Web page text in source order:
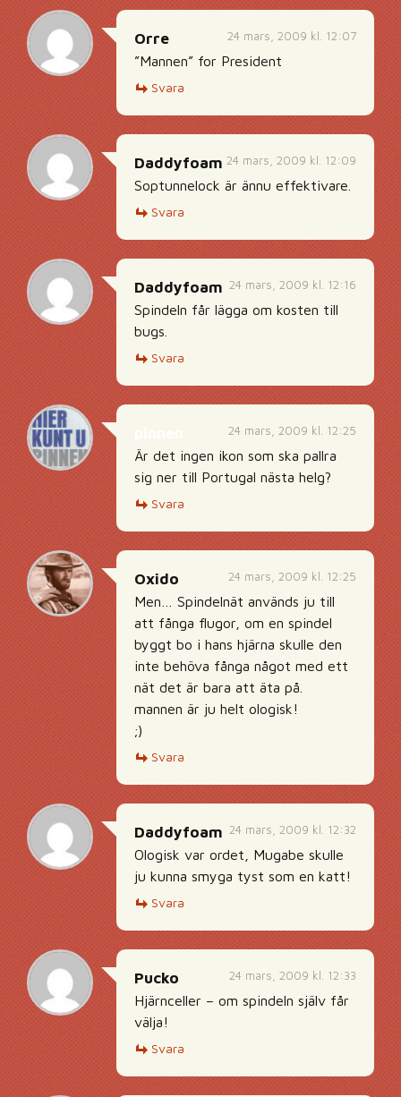
24 mars, 2009 kl. 12:07
Orre
”Mannen” for President
Svara
24 mars, 2009 kl. 12:09
Daddyfoam
Soptunnelock är ännu effektivare.
Svara
24 mars, 2009 kl. 12:16
Daddyfoam
Spindeln får lägga om kosten till
bugs.
Svara
24 mars, 2009 kl. 12:25
Är det ingen ikon som ska pallra
sig ner till Portugal nästa helg?
Svara
24 mars, 2009 kl. 12:25
Oxido
Men… Spindelnät används ju till
att fånga flugor, om en spindel
byggt bo i hans hjärna skulle den
inte behöva fånga något med ett
nät det är bara att äta på.
mannen är ju helt ologisk!
;)
Svara
24 mars, 2009 kl. 12:32
Daddyfoam
Ologisk var ordet, Mugabe skulle
ju kunna smyga tyst som en katt!
Svara
24 mars, 2009 kl. 12:33
Pucko
Hjärnceller – om spindeln själv får
välja!
Svara